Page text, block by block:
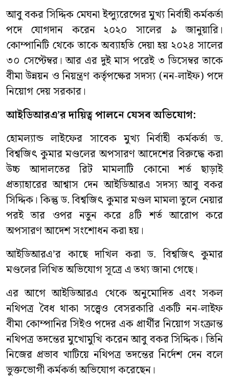
আবু বকর সিদ্দিক মেঘনা ইন্স্যুরেন্সের মুখ্য নির্বাহী কর্মকর্তা
পদে যোগদান করেন ২০২০ সালের ৯ জানুয়ারি।
কোম্পানিটি থেকে তাকে অব্যাহতি দেয়া হয় ২০২৪ সালের
৩০ সেপ্টেম্বর। আর এর দুই মাস পরেই ৩ ডিসেম্বর তাকে
বীমা উন্নয়ন ও নিয়ন্ত্রণ কর্তৃপক্ষের সদস্য (নন-লাইফ) পদে
নিয়োগ দেয় সরকার।
আইডিআরএ’র দায়িত্ব পালনে যেসব অভিযোগ:
হোমল্যান্ড লাইফের সাবেক মুখ্য নির্বাহী কর্মকর্তা ড.
বিশ্বজিৎ কুমার মণ্ডলের অপসারণ আদেশের বিরুদ্ধে করা
উচ্চ আদালতের রিট মামলাটি কোনো শর্ত ছাড়াই
প্রত্যাহারের আশ্বাস দেন আইডিআরএ সদস্য আবু বকর
সিদ্দিক। কিন্তু ড. বিশ্বজিৎ কুমার মণ্ডল মামলা তুলে নেয়ার
পরই তার ওপর নতুন করে ৪টি শর্ত আরোপ করে
অপসারণ আদেশ সংশোধন করা হয়।
আইডিআরএ’র কাছে দাখিল করা ড. বিশ্বজিৎ কুমার
মণ্ডলের লিখিত অভিযোগ সূত্রে এ তথ্য জানা গেছে।
এর আগে আইডিআরএ থেকে অনুমোদিত এবং সকল
নথিপত্র বৈধ থাকা সত্ত্বেও বেসরকারি একটি নন-লাইফ
বীমা কোম্পানির সিইও পদের এক প্রার্থীর নিয়োগ সংক্রান্ত
নথিপত্র তদন্তের মুখোমুখি করেন আবু বকর সিদ্দিক। তিনি
নিজের প্রভাব খাটিয়ে নথিপত্র তদন্তের নির্দেশ দেন বলে
ভুক্তভোগী কর্মকর্তা অভিযোগ করেছেন।